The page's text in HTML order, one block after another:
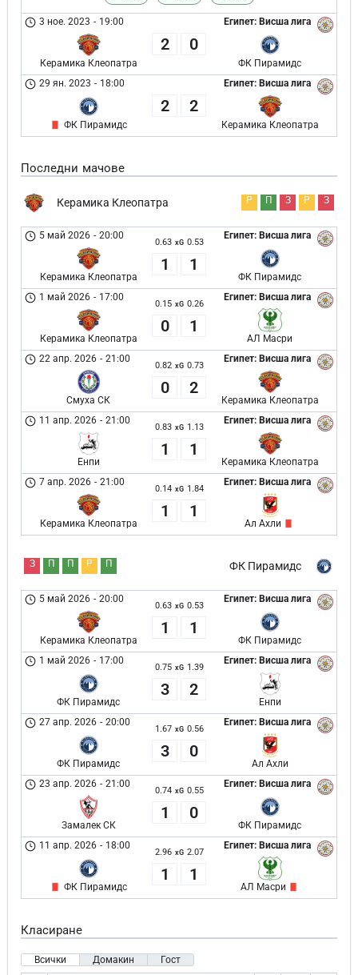
Египет: Висша лига
3 ное. 2023 - 19:00
Керамика Клеопатра
2 0
ФК Пирамидс
Египет: Висша лига
29 ян. 2023 - 18:00
ФК Пирамидс
2 2
Керамика Клеопатра
Последни мачове
Керамика Клеопатра Р П З Р З
Египет: Висша лига
5 май 2026 - 20:00
Керамика Клеопатра
0.63 xG 0.53
1 1
ФК Пирамидс
Египет: Висша лига
1 май 2026 - 17:00
Керамика Клеопатра
0.15 xG 0.26
0 1
АЛ Масри
Египет: Висша лига
22 апр. 2026 - 21:00
Смуха СК
0.82 xG 0.73
0 2
Керамика Клеопатра
Египет: Висша лига
11 апр. 2026 - 21:00
Енпи
0.83 xG 1.13
1 1
Керамика Клеопатра
Египет: Висша лига
7 апр. 2026 - 21:00
Керамика Клеопатра
0.14 xG 1.84
1 1
Ал Ахли
ФК Пирамидс
З П П Р П
Египет: Висша лига
5 май 2026 - 20:00
Керамика Клеопатра
0.63 xG 0.53
1 1
ФК Пирамидс
Египет: Висша лига
1 май 2026 - 17:00
ФК Пирамидс
0.75 xG 1.39
3 2
Енпи
Египет: Висша лига
27 апр. 2026 - 20:00
ФК Пирамидс
1.67 xG 0.56
3 0
Ал Ахли
Египет: Висша лига
23 апр. 2026 - 21:00
Замалек СК
0.74 xG 0.55
1 0
ФК Пирамидс
Египет: Висша лига
11 апр. 2026 - 18:00
ФК Пирамидс
2.96 xG 2.07
1 1
АЛ Масри
Класиране
Всички Домакин Гост